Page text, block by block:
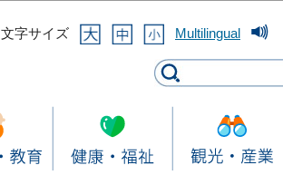
文字サイズ
Multilingual